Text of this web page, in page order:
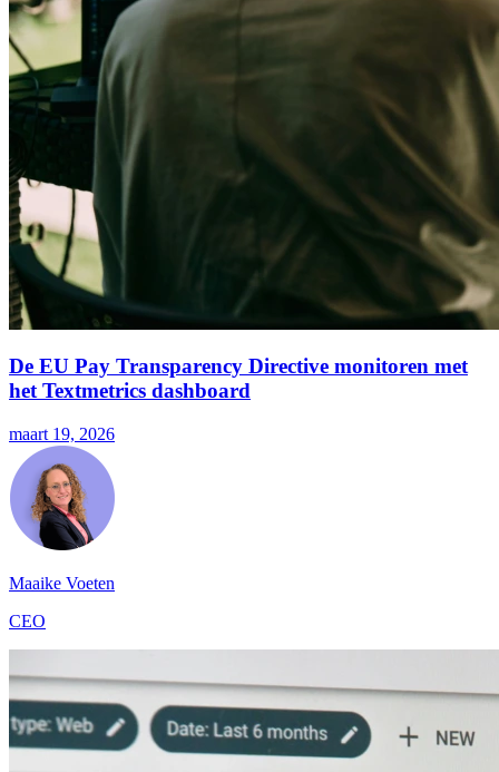
De EU Pay Transparency Directive monitoren met
het Textmetrics dashboard
maart 19, 2026
Maaike Voeten
CEO